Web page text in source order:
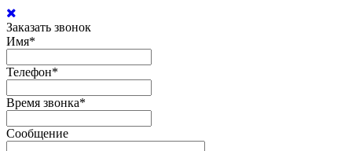
Заказать звонок
Имя*
Телефон*
Время звонка*
Сообщение